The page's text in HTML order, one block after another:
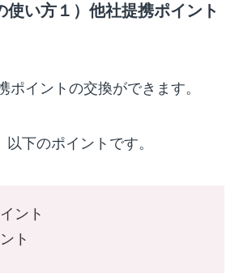
使い方１）他社提携ポイント
ポイントの交換ができます。
下のポイントです。
ント
ト